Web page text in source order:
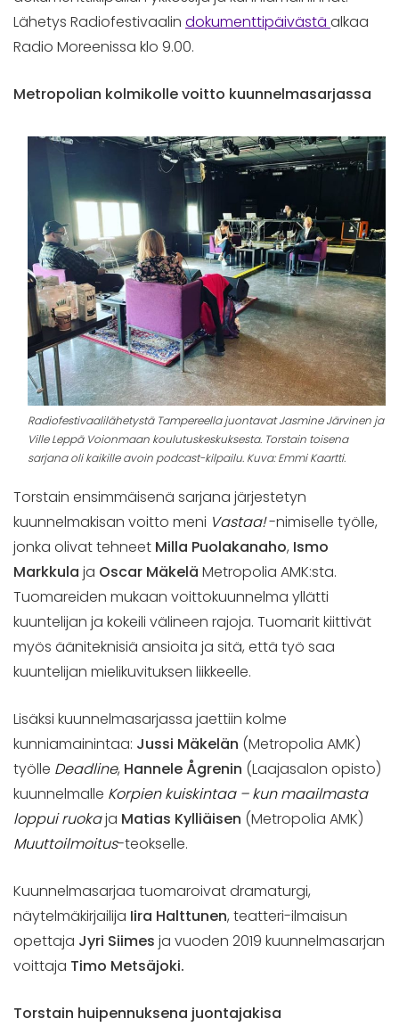
Lähetys Radiofestivaalin dokumenttipäivästä alkaa
Radio Moreenissa klo 9.00.
Metropolian kolmikolle voitto kuunnelmasarjassa
Radiofestivaalilähetystä Tampereella juontavat Jasmine Järvinen ja
Ville Leppä Voionmaan koulutuskeskuksesta. Torstain toisena
sarjana oli kaikille avoin podcast-kilpailu. Kuva: Emmi Kaartti.
Torstain ensimmäisenä sarjana järjestetyn
kuunnelmakisan voitto meni Vastaa!-nimiselle työlle,
jonka olivat tehneet Milla Puolakanaho, Ismo
Markkula ja Oscar Mäkelä Metropolia AMK:sta.
Tuomareiden mukaan voittokuunnelma yllätti
kuuntelijan ja kokeili välineen rajoja. Tuomarit kiittivät
myös ääniteknisiä ansioita ja sitä, että työ saa
kuuntelijan mielikuvituksen liikkeelle.
Lisäksi kuunnelmasarjassa jaettiin kolme
kunniamainintaa: Jussi Mäkelän (Metropolia AMK)
työlle Deadline, Hannele Ågrenin (Laajasalon opisto)
kuunnelmalle Korpien kuiskintaa – kun maailmasta
loppui ruokaja Matias Kylliäisen (Metropolia AMK)
Muuttoilmoitus-teokselle.
Kuunnelmasarjaa tuomaroivat dramaturgi,
näytelmäkirjailija Iira Halttunen, teatteri-ilmaisun
opettaja Jyri Siimes ja vuoden 2019 kuunnelmasarjan
voittaja Timo Metsäjoki.
Torstain huipennuksena juontajakisa